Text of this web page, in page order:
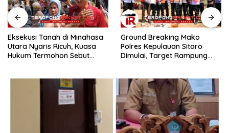
Eksekusi Tanah di Minahasa
Utara Nyaris Ricuh, Kuasa
Hukum Termohon Sebut
Ground Breaking Mako
Polres Kepulauan Sitaro
Dimulai, Target Rampung